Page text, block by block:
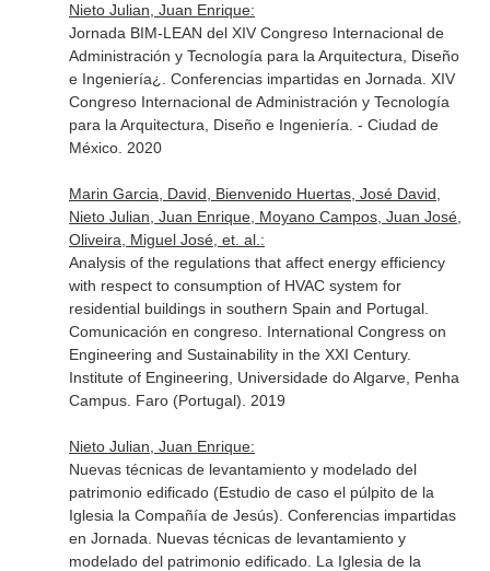
Nieto Julian, Juan Enrique:
Jornada BIM-LEAN del XIV Congreso Internacional de
Administración y Tecnología para la Arquitectura, Diseño
e Ingeniería¿. Conferencias impartidas en Jornada. XIV
Congreso Internacional de Administración y Tecnología
para la Arquitectura, Diseño e Ingeniería. - Ciudad de
México. 2020
Marin Garcia, David, Bienvenido Huertas, José David,
Nieto Julian, Juan Enrique, Moyano Campos, Juan José,
Oliveira, Miguel José, et. al.:
Analysis of the regulations that affect energy efficiency
with respect to consumption of HVAC system for
residential buildings in southern Spain and Portugal.
Comunicación en congreso. International Congress on
Engineering and Sustainability in the XXI Century.
Institute of Engineering, Universidade do Algarve, Penha
Campus. Faro (Portugal). 2019
Nieto Julian, Juan Enrique:
Nuevas técnicas de levantamiento y modelado del
patrimonio edificado (Estudio de caso el púlpito de la
Iglesia la Compañía de Jesús). Conferencias impartidas
en Jornada. Nuevas técnicas de levantamiento y
modelado del patrimonio edificado. La Iglesia de la